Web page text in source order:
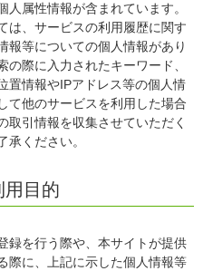
属性情報が含まれています。
は、サービスの利用履歴に関す
報等についての個人情報があり
際に入力されたキーワード、
置情報やIPアドレス等の個人情
て他のサービスを利用した場合
取引情報を収集させていただく
ください。
用目的
録を行う際や、本サイトが提供
際に、上記に示した個人情報等